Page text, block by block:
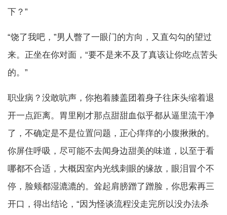
下？”
“饶了我吧，”男人瞥了一眼门的方向，又直勾勾的望过
来。正坐在你对面，“要不是来不及了真该让你吃点苦头
的。”
职业病？没敢吭声，你抱着膝盖团着身子往床头缩着退
开一点距离。胃里刚才那点甜甜血似乎都从逼里流干净
了，不确定是不是位置问题，正心痒痒的小腹揪揪的。
你屏住呼吸，尽可能不去闻身边甜美的味道，以至于看
哪都不合适，大概因室内光线刺眼的缘故，眼泪冒个不
停，脸颊都湿漉漉的。耸起肩膀蹭了蹭脸，你思索再三
开口，得出结论，“因为怪谈流程没走完所以没办法杀